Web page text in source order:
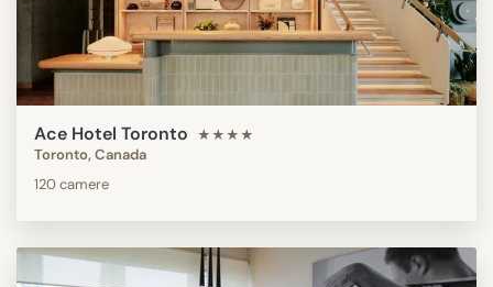
Ace Hotel Toronto ★★★★
Toronto, Canada
120 camere